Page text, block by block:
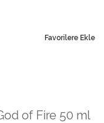
Favorilere Ekle
of Fire 50 ml